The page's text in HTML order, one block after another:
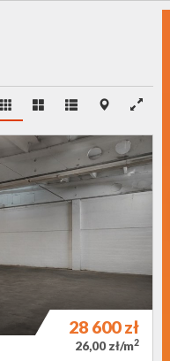
28 600zł
26,00 zł/m2